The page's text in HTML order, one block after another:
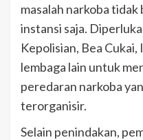
masalah narkoba tidak
instansi saja.
Kepolisian, Bea
lembaga lain untuk
peredaran narkoba
terorganisir.
Selain penindakan,